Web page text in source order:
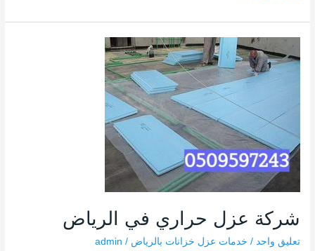
شركة عزل حراري في الرياض
تعليق واحد / خدمات عزل خزانات بالرياض /
admin
شركة
عزل
الرياض